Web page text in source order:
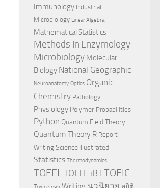
Immunology Industrial
Microbiology Linear Algebra
Mathematical Statistics
Methods In Enzymology
Microbiology Molecular
Biology National Geographic
Neuroanatomy Optics Organic
Chemistry Pathology
Physiology Polymer Probabilities
Python Quantum Field Theory
Quantum Theory R Report
Writing Science Illustrated
Statistics Thermodynamics
TOEFL TOEFL iBTTOEIC
Writing นวนิยาย สถิติ